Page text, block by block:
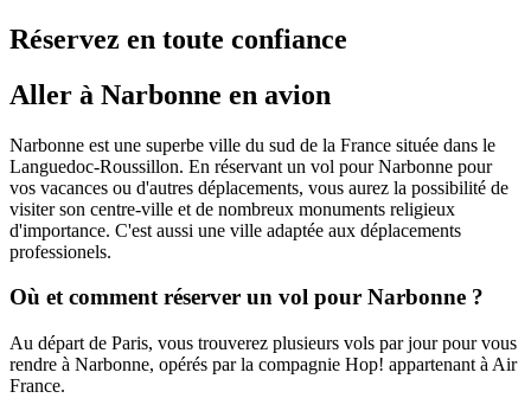
Réservez en toute confiance
Aller à Narbonne en avion
Narbonne est une superbe ville du sud de la France située dans le
Languedoc-Roussillon. En réservant un vol pour Narbonne pour
vos vacances ou d'autres déplacements, vous aurez la possibilité de
visiter son centre-ville et de nombreux monuments religieux
d'importance. C'est aussi une ville adaptée aux déplacements
professionels.
Où et comment réserver un vol pour Narbonne ?
Au départ de Paris, vous trouverez plusieurs vols par jour pour vous
rendre à Narbonne, opérés par la compagnie Hop! appartenant à Air
France.